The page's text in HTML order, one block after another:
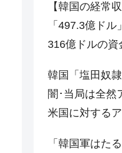
【韓国の経常
「497.3億ド
316億ドルの資
韓国「塩田奴
闇･当局は全然
米国に対する
「韓国軍はた